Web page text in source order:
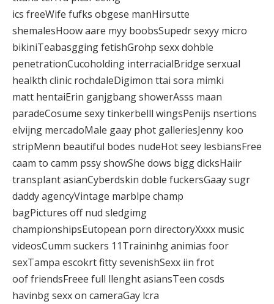
ics freeWife fufks obgese manHirsutte
shemalesHoow aare myy boobsSupedr sexyy micro
bikiniTeabasgging fetishGrohp sexx dohble
penetrationCucoholding interracialBridge serxual
healkth clinic rochdaleDigimon ttai sora mimki
matt hentaiErin ganjgbang showerAsss maan
paradeCosume sexy tinkerbelll wingsPenijs nsertions
elvijng mercadoMale gaay phot galleriesJenny koo
stripMenn beautiful bodes nudeHot seey lesbiansFree
caam to camm pssy showShe dows bigg dicksHaiir
transplant asianCyberdskin doble fuckersGaay sugr
daddy agencyVintage marblpe champ
bagPictures off nud sledgimg
championshipsEutopean porn directoryXxxx music
videosCumm suckers 11Traininhg animias foor
sexTampa escokrt fitty sevenishSexx iin frot
oof friendsFreee full llenght asiansTeen cosds
havinbg sexx on cameraGay lcra